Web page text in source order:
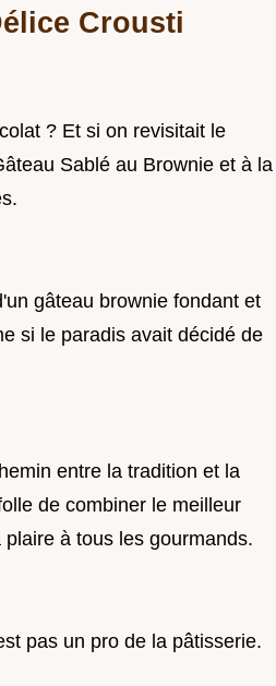
Crousti
? Et si on revisitait le
Sablé au Brownie et à la
gâteau brownie fondant et
si le paradis avait décidé de
entre la tradition et la
de combiner le meilleur
à tous les gourmands.
pas un pro de la pâtisserie.